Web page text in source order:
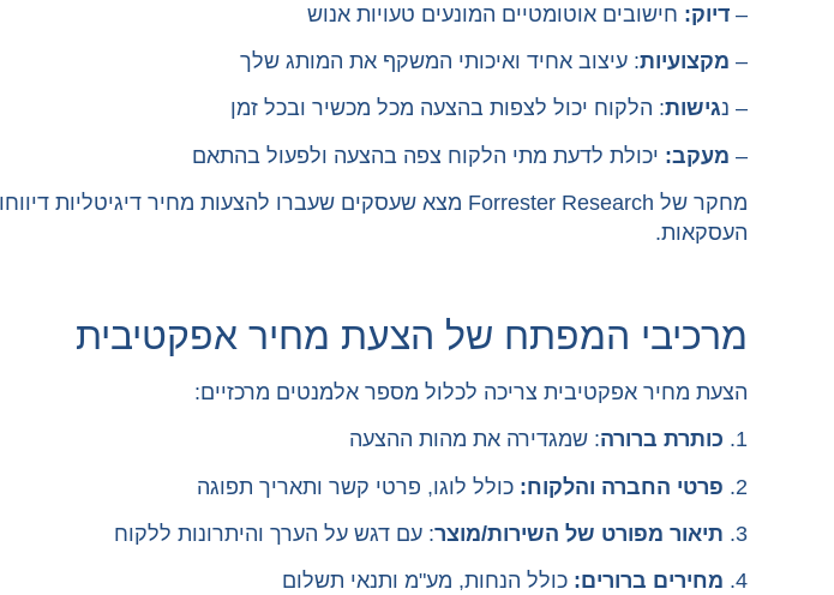
– דיוק: חישובים אוטומטיים המונעים טעויות אנוש
– מקצועיות: עיצוב אחיד ואיכותי המשקף את המותג שלך
– נגישות: הלקוח יכול לצפות בהצעה מכל מכשיר ובכל זמן
– מעקב: יכולת לדעת מתי הלקוח צפה בהצעה ולפעול בהתאם
העסקאות.
מרכיבי המפתח של הצעת מחיר אפקטיבית
הצעת מחיר אפקטיבית צריכה לכלול מספר אלמנטים מרכזיים:
1. כותרת ברורה: שמגדירה את מהות ההצעה
2. פרטי החברה והלקוח: כולל לוגו, פרטי קשר ותאריך תפוגה
3. תיאור מפורט של השירות/מוצר: עם דגש על הערך והיתרונות ללקוח
4. מחירים ברורים: כולל הנחות, מע"מ ותנאי תשלום